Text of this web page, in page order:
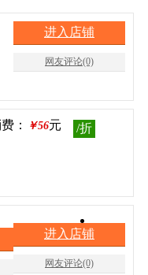
进入店铺
网友评论(0)
： ￥56元
/折
进入店铺
网友评论(0)